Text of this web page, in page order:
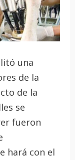
una
de la
de la
se
fueron
hará con el